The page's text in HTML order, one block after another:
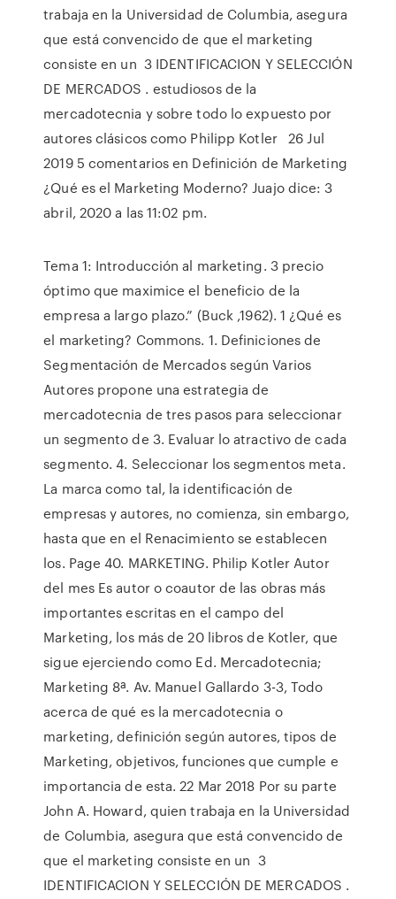
trabaja en la Universidad de Columbia, asegura
que está convencido de que el marketing
consiste en un 3 IDENTIFICACION Y SELECCIÓN
DE MERCADOS . estudiosos de la
mercadotecnia y sobre todo lo expuesto por
autores clásicos como Philipp Kotler 26 Jul
2019 5 comentarios en Definición de Marketing
¿Qué es el Marketing Moderno? Juajo dice: 3
abril, 2020 a las 11:02 pm.
Tema 1: Introducción al marketing. 3 precio
óptimo que maximice el beneficio de la
empresa a largo plazo.” (Buck ,1962). 1 ¿Qué es
el marketing? Commons. 1. Definiciones de
Segmentación de Mercados según Varios
Autores propone una estrategia de
mercadotecnia de tres pasos para seleccionar
un segmento de 3. Evaluar lo atractivo de cada
segmento. 4. Seleccionar los segmentos meta.
La marca como tal, la identificación de
empresas y autores, no comienza, sin embargo,
hasta que en el Renacimiento se establecen
los. Page 40. MARKETING. Philip Kotler Autor
del mes Es autor o coautor de las obras más
importantes escritas en el campo del
Marketing, los más de 20 libros de Kotler, que
sigue ejerciendo como Ed. Mercadotecnia;
Marketing 8ª. Av. Manuel Gallardo 3-3, Todo
acerca de qué es la mercadotecnia o
marketing, definición según autores, tipos de
Marketing, objetivos, funciones que cumple e
importancia de esta. 22 Mar 2018 Por su parte
John A. Howard, quien trabaja en la Universidad
de Columbia, asegura que está convencido de
que el marketing consiste en un 3
IDENTIFICACION Y SELECCIÓN DE MERCADOS .